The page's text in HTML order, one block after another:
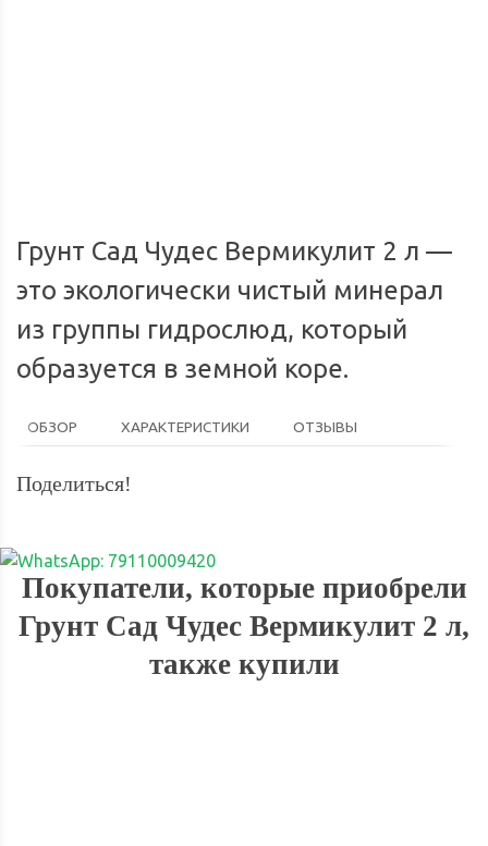
Грунт Сад Чудес Вермикулит 2 л —
это экологически чистый минерал
из группы гидрослюд, который
образуется в земной коре.
ОБЗОР ХАРАКТЕРИСТИКИ ОТЗЫВЫ
Поделиться!
Покупатели, которые приобрели
Грунт Сад Чудес Вермикулит 2 л,
также купили